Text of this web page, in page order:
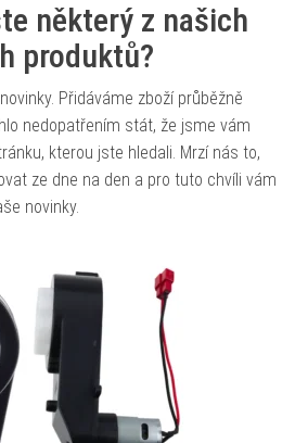
některý z našich
produktů?
Přidáváme zboží průběžně
nedopatřením stát, že jsme vám
kterou jste hledali. Mrzí nás to,
ze dne na den a pro tuto chvíli vám
novinky.